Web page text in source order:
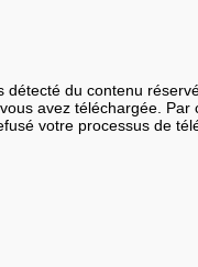
détecté du contenu
avez téléchargée. Par
votre processus de